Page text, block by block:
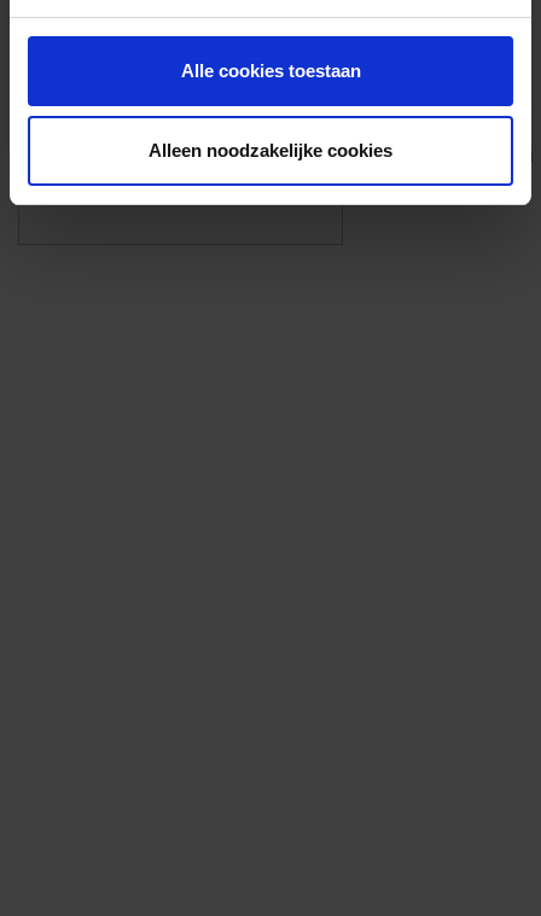
Alle cookies toestaan
Alleen noodzakelijke cookies
Foto’s ({{photos.length}})
Eigen foto’s